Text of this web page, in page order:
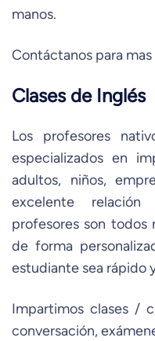
manos.
Contáctanos para
Clases de Inglés
Los profesores
especializados en
adultos, niños,
excelente
profesores son todos
de forma
estudiante sea rápido
Impartimos clases /
conversación,